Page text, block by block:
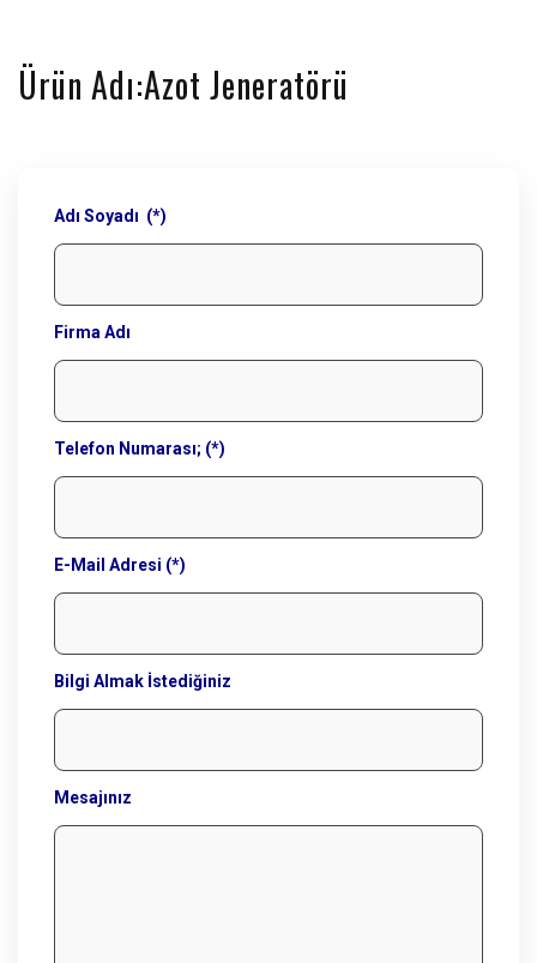
Ürün Adı:Azot Jeneratörü
Adı Soyadı (*)
Firma Adı
Telefon Numarası; (*)
E-Mail Adresi (*)
Bilgi Almak İstediğiniz
Mesajınız